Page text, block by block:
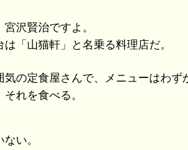
沢賢治ですよ。
「山猫軒」と名乗る料理店だ。
の定食屋さんで、メニューはわず
れを食べる。
い。